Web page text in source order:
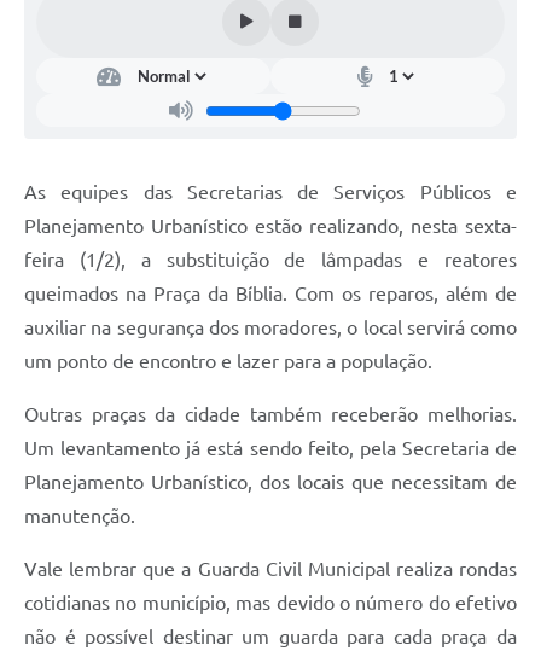
Feriados Municipais
Bairros Rurais
Galeria de Fotos
Ouvidoria Municipal
Audiências Públicas
Notícias
Turismo
As equipes das Secretarias de Serviços Públicos e
Planejamento Urbanístico estão realizando, nesta sexta-
feira (1/2), a substituição de lâmpadas e reatores
queimados na Praça da Bíblia. Com os reparos, além de
auxiliar na segurança dos moradores, o local servirá como
um ponto de encontro e lazer para a população.
Outras praças da cidade também receberão melhorias.
Um levantamento já está sendo feito, pela Secretaria de
Planejamento Urbanístico, dos locais que necessitam de
manutenção.
Vale lembrar que a Guarda Civil Municipal realiza rondas
cotidianas no município, mas devido o número do efetivo
não é possível destinar um guarda para cada praça da